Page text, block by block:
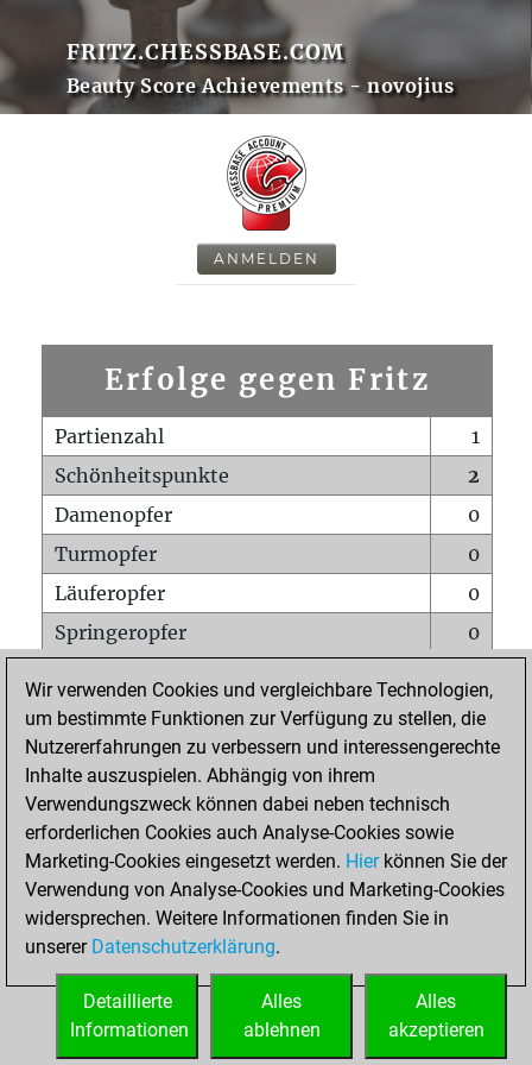
FRITZ.CHESSBASE.COM
Beauty Score Achievements - novojius
ANMELDEN
Erfolge gegen Fritz
Partienzahl
1
Schönheitspunkte
2
Damenopfer
0
Turmopfer
0
Läuferopfer
0
Springeropfer
0
Matt auf vollem Brett
0
Bauer setzt Matt
0
Erstickte Matts
Unterverwandlungen
Türme auf der siebten
0
STARTSEITE
Wir verwenden Cookies und vergleichbare Technologien,
um bestimmte Funktionen zur Verfügung zu stellen, die
Nutzererfahrungen zu verbessern und interessengerechte
Inhalte auszuspielen. Abhängig von ihrem
Verwendungszweck können dabei neben technisch
erforderlichen Cookies auch Analyse-Cookies sowie
Marketing-Cookies eingesetzt werden. Hierkönnen Sie der
Verwendung von Analyse-Cookies und Marketing-Cookies
widersprechen. Weitere Informationen finden Sie in
unserer Datenschutzerklärung.
Alles
akzeptieren
Alles
ablehnen
Detaillierte
Informationen